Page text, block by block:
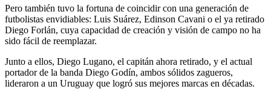
Pero también tuvo la fortuna de coincidir con una generación de
futbolistas envidiables: Luis Suárez, Edinson Cavani o el ya retirado
Diego Forlán, cuya capacidad de creación y visión de campo no ha
sido fácil de reemplazar.
Junto a ellos, Diego Lugano, el capitán ahora retirado, y el actual
portador de la banda Diego Godín, ambos sólidos zagueros,
lideraron a un Uruguay que logró sus mejores marcas en décadas.